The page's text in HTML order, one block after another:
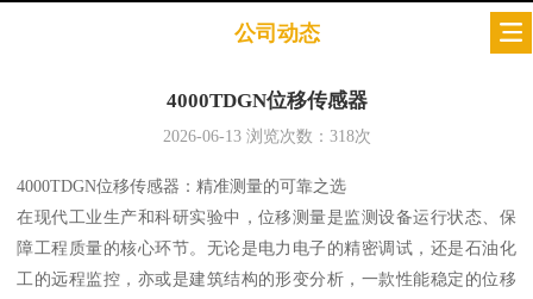
公司动态
4000TDGN位移传感器
2026-06-13浏览次数： 318次
4000TDGN位移传感器：精准测量的可靠之选
在现代工业生产和科研实验中，位移测量是监测设备运行状态、保
障工程质量的核心环节。无论是电力电子的精密调试，还是石油化
工的远程监控，亦或是建筑结构的形变分析，一款性能稳定的位移